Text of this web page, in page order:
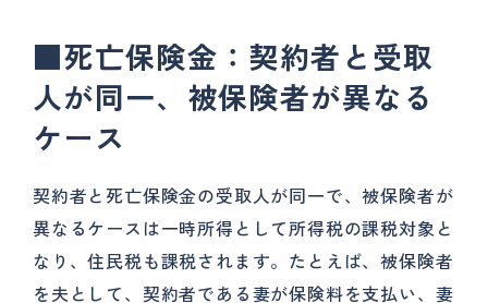
■死亡保険金：契約者と受取
人が同一、被保険者が異なる
ケース
契約者と死亡保険金の受取人が同一で、被保険者が
異なるケースは一時所得として所得税の課税対象と
なり、住民税も課税されます。たとえば、被保険者
を夫として、契約者である妻が保険料を支払い、妻